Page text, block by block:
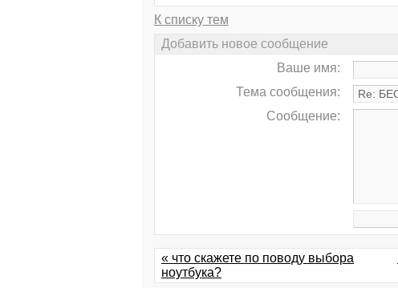
К списку тем
Добавить новое сообщение
Ваше имя:
Тема сообщения:
Сообщение:
« что скажете по поводу выбора
ноутбука?